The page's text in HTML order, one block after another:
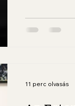
11 perc olvasás